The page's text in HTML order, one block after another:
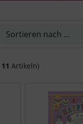
11 Artikeln)